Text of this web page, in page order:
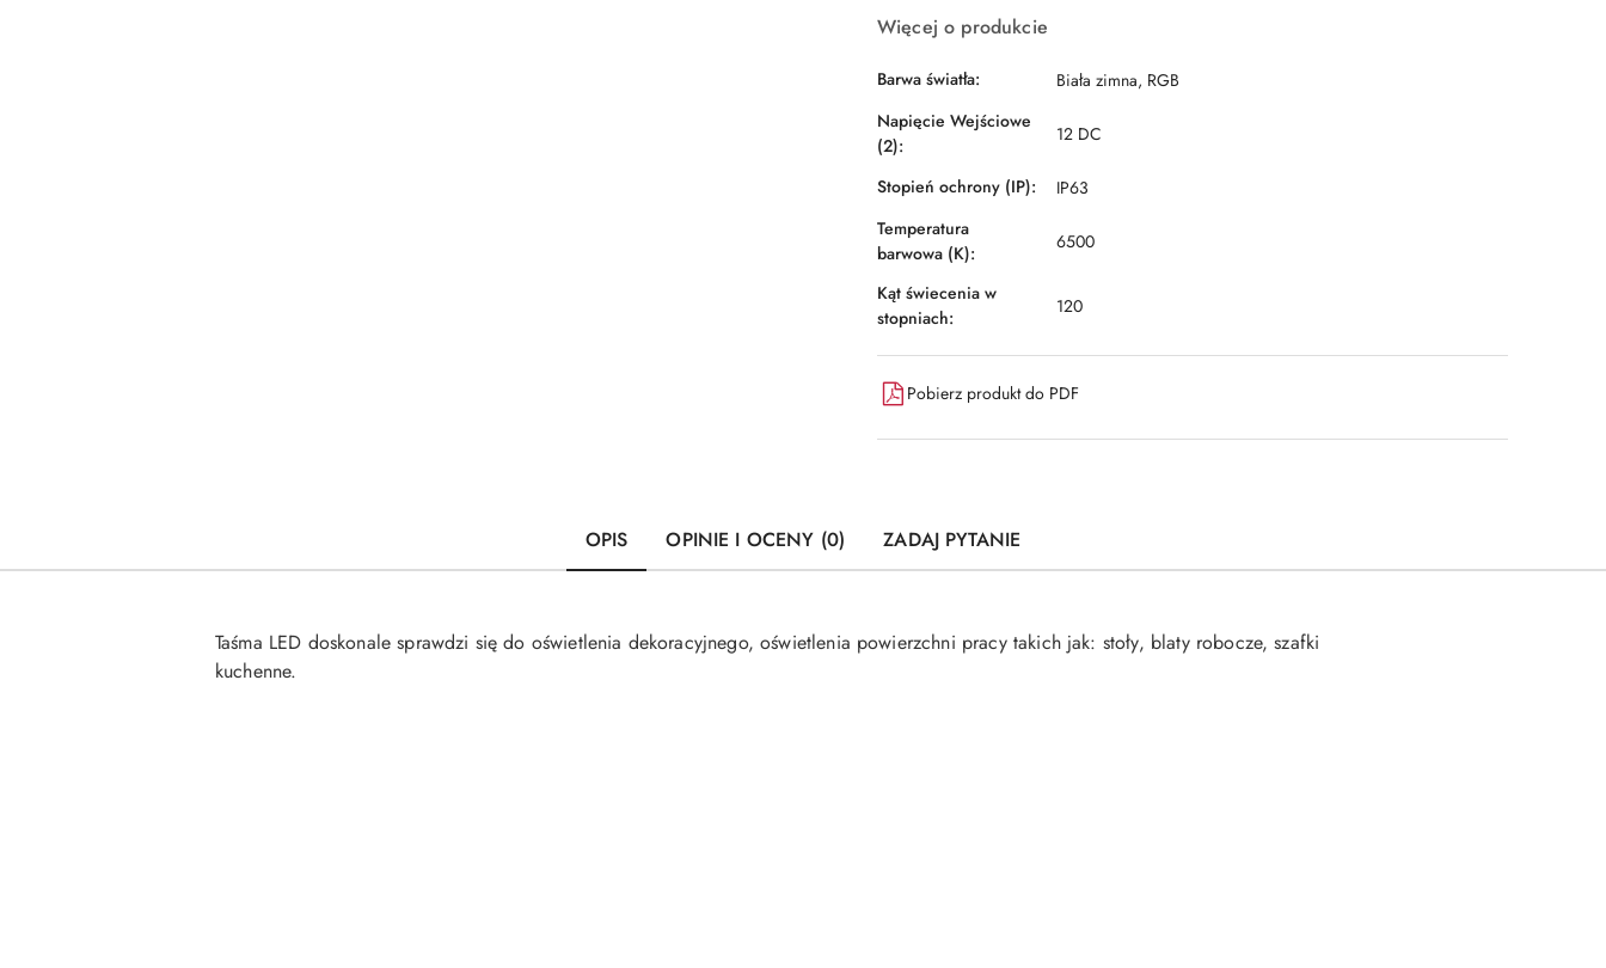
Więcej o produkcie
Barwa światła:
Biała zimna, RGB
Napięcie Wejściowe
(2):
12 DC
Stopień ochrony (IP):
IP63
Temperatura
barwowa (K):
6500
Kąt świecenia w
stopniach:
120
Pobierz produkt do PDF
OPIS OPINIE I OCENY (0) ZADAJ PYTANIE
Taśma LED doskonale sprawdzi się do oświetlenia dekoracyjnego, oświetlenia powierzchni pracy takich jak: stoły, blaty robocze, szafki
kuchenne.